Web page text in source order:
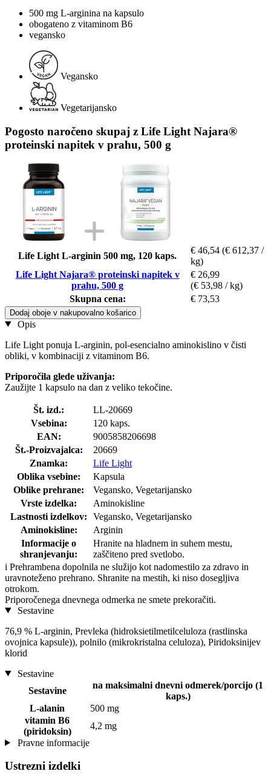
500 mg L-arginina na kapsulo
obogateno z vitaminom B6
vegansko
Vegansko
Vegetarijansko
Pogosto naročeno skupaj z Life Light Najara®
proteinski napitek v prahu, 500 g
Life Light L-arginin 500 mg, 120 kaps.
€ 46,54 (€ 612,37 /
kg)
Life Light Najara® proteinski napitek v
prahu, 500 g
€ 26,99
(€ 53,98 / kg)
Skupna cena:
€ 73,53
Dodaj oboje v nakupovalno košarico
Opis
Life Light ponuja L-arginin, pol-esencialno aminokislino v čisti
obliki, v kombinaciji z vitaminom B6.
Priporočila glede uživanja:
Zaužijte 1 kapsulo na dan z veliko tekočine.
Št. izd.:
LL-20669
Vsebina:
120 kaps.
EAN:
9005858206698
Št.-Proizvajalca:
20669
Znamka:
Life Light
Oblika vsebine:
Kapsula
Oblike prehrane:
Vegansko, Vegetarijansko
Vrste izdelka:
Aminokisline
Lastnosti izdelkov:
Vegansko, Vegetarijansko
Aminokisline:
Arginin
Informacije o
shranjevanju:
Hranite na hladnem in suhem mestu,
zaščiteno pred svetlobo.
i Prehrambena dopolnila ne služijo kot nadomestilo za zdravo in
uravnoteženo prehrano. Shranite na mestih, ki niso dosegljiva
otrokom.
Priporočenega dnevnega odmerka ne smete prekoračiti.
Sestavine
76,9 % L-arginin, Prevleka (hidroksietilmetilceluloza (rastlinska
ovojnica kapsule)), polnilo (mikrokristalna celuloza), Piridoksinijev
klorid
Sestavine
Sestavine
na maksimalni dnevni odmerek/porcijo (1
kaps.)
L-alanin
500 mg
vitamin B6
(piridoksin)
4,2 mg
Pravne informacije
Ustrezni izdelki